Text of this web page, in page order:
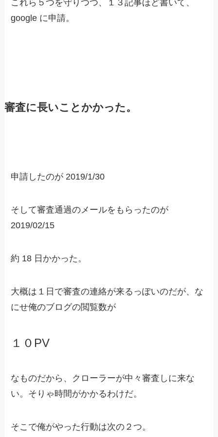
これら５つを守りつつ、１３記事ほど書いて、
google に申請。
審査に長いことかかった。
申請したのが 2019/1/30
そして審査通過のメールをもらったのが
2019/02/15
約 18 日かかった。
大概は１日で審査の連絡が来るっぽいのだが、な
にせ俺のブログの閲覧数が
１０PV
なものだから、クローラーが中々審査しに来な
い。そりゃ時間がかかるわけだ。
そこで俺がやった行動は次の２つ。